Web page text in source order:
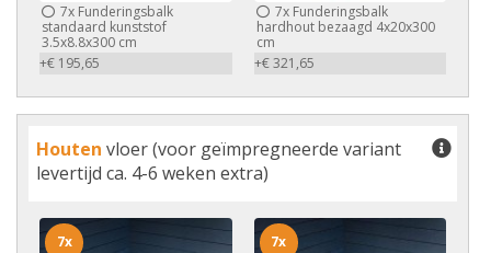
7x Funderingsbalk
standaard kunststof
3.5x8.8x300 cm
+€ 195,65
7xFunderingsbalk
hardhout bezaagd 4x20x300
cm
+€ 321,65
Houten vloer (voor geïmpregneerde variant
levertijd ca. 4-6 weken extra)
7x 7x